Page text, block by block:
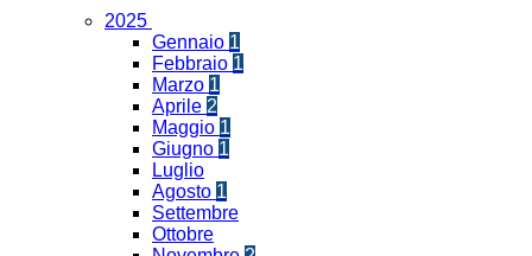
2025
Gennaio 1
Febbraio 1
Marzo 1
Aprile 2
Maggio 1
Giugno 1
Luglio
Agosto 1
Settembre
Ottobre